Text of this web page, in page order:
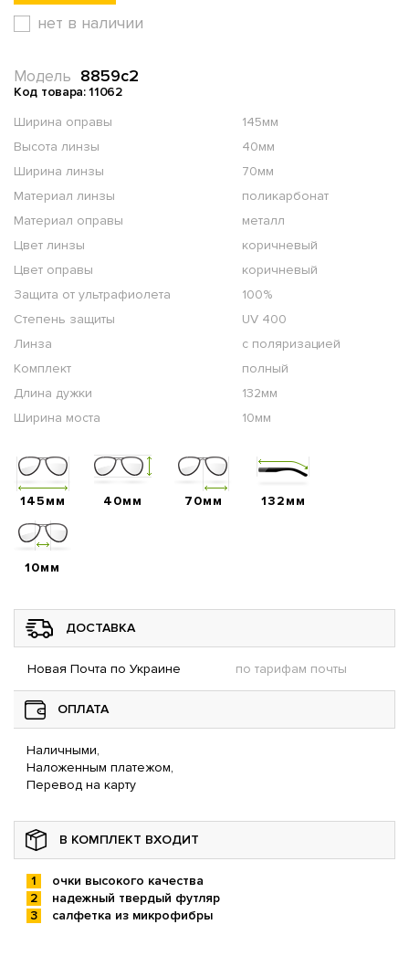
нет в наличии
8859c2
Модель
Код товара: 11062
Ширина оправы
145мм
Высота линзы
40мм
Ширина линзы
70мм
Материал линзы
поликарбонат
Материал оправы
металл
Цвет линзы
коричневый
Цвет оправы
коричневый
Защита от ультрафиолета
100%
Степень защиты
UV 400
Линза
с поляризацией
Комплект
полный
Длина дужки
132мм
Ширина моста
10мм
145мм 40мм 70мм 132мм
10мм
ДОСТАВКА
Новая Почта по Украине по тарифам почты
ОПЛАТА
Наличными,
Наложенным платежом,
Перевод на карту
В КОМПЛЕКТ ВХОДИТ
очки высокого качества
надежный твердый футляр
салфетка из микрофибры